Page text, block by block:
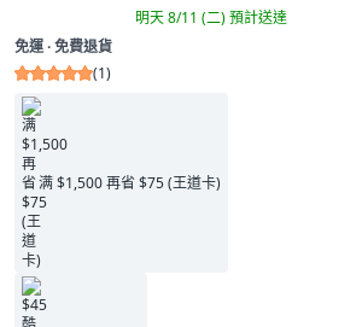
明天 8/11 (二)預計送達
免運 ∙ 免費退貨
(1)
满 $1,500 再省 $75 (王道卡)